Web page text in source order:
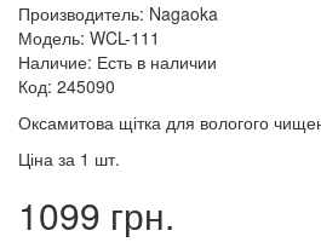
Производитель: Nagaoka
Модель: WCL-111
Наличие: Есть в наличии
Код: 245090
Оксамитова щітка для вологого
Ціна за 1 шт.
1099 грн.